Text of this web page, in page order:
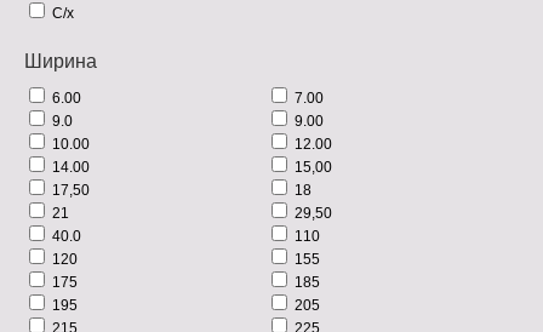
С/х
Ширина
6.00
7.00
9.0
9.00
10.00
12.00
14.00
15,00
17,50
18
21
29,50
40.0
110
120
155
175
185
195
205
215
225